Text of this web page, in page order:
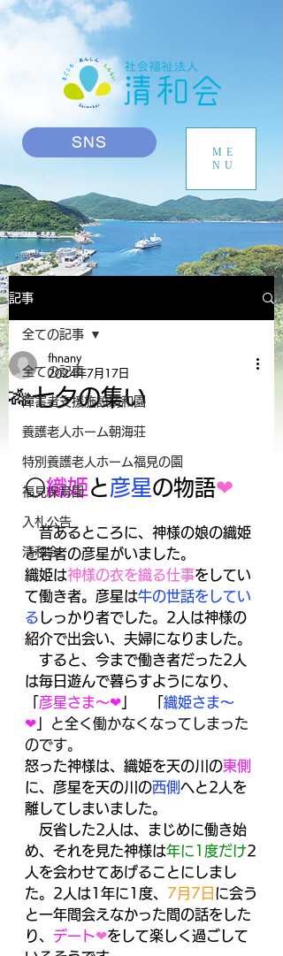
SNS
ME
NU
記事
全ての記事
障害者支援施設清和園
養護老人ホーム朝海荘
特別養護老人ホーム福見の園
福見保育園
入札公告
清和会
全ての記事
🎋七夕の集い
fhnany
2024年7月17日
○織姫と 彦星の物語❤
昔あるところに、神様の娘の織姫
と若者の彦星がいました。
織姫は神様の衣を織る仕事をしてい
て働き者。彦星は牛の世話をしてい
る しっかり者でした。2人は神様の
紹介で出会い、夫婦になりました。
すると、今まで働き者だった2人
は毎日遊んで暮らすようになり、
彦星さま～❤
織姫さま～
❤
と全く働かなくなってしまった
のです。
怒った神様は、織姫を天の川の東側
に、彦星を天の川の西側 へと2人を
離してしまいました。
反省した2人は、まじめに働き始
め、それを見た神様は年に1度だけ2
人を会わせてあげることにしまし
た。2人は1年に1度、 7月7日 に会う
と一年間会えなかった間の話をした
り、 デート❤をして楽しく過ごして